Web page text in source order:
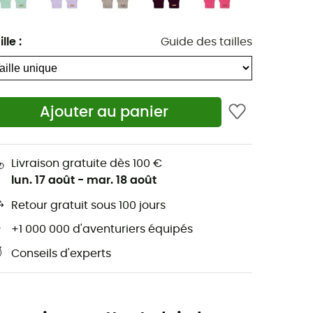
: Guide des tailles
Ajouter au panier
Livraison gratuite dès 100 €
lun. 17 août - mar. 18 août
Retour gratuit sous 100 jours
+1 000 000 d'aventuriers équipés
Conseils d'experts